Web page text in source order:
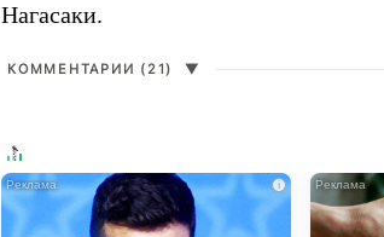
Нагасаки.
КОММЕНТАРИИ (21) ▼
i